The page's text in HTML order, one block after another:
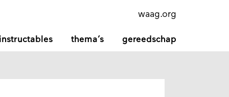
instructables thema’s gereedschap
waag.org